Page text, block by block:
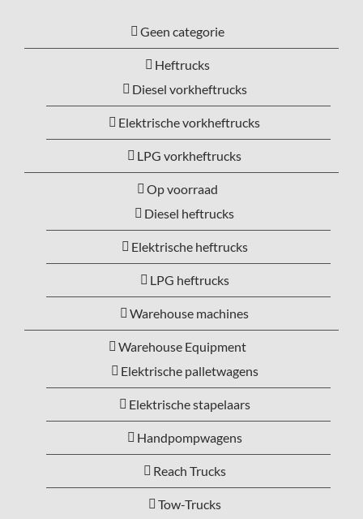
Geen categorie
Heftrucks
Diesel vorkheftrucks
Elektrische vorkheftrucks
LPG vorkheftrucks
Op voorraad
Diesel heftrucks
Elektrische heftrucks
LPG heftrucks
Warehouse machines
Warehouse Equipment
Elektrische palletwagens
Elektrische stapelaars
Handpompwagens
Reach Trucks
Tow-Trucks